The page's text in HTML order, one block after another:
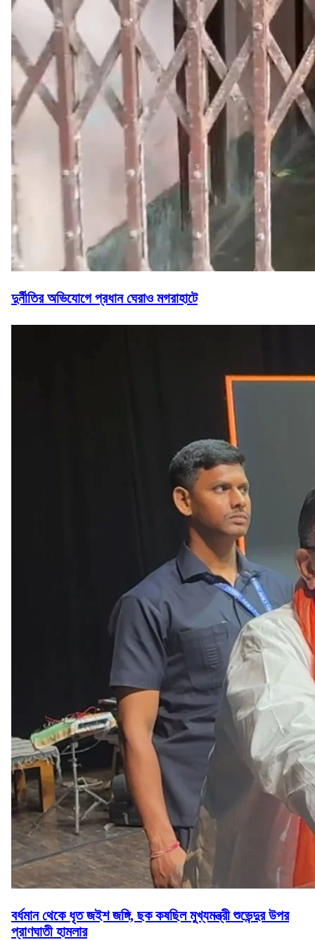
দুর্নীতির অভিযোগে প্রধান ঘেরাও মগরাহাটে
বর্ধমান থেকে ধৃত জইশ জঙ্গি, ছক কষছিল মুখ্যমন্ত্রী শুভেন্দুর উপর
প্রাণঘাতী হামলার